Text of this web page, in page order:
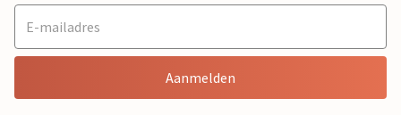
Aanmelden